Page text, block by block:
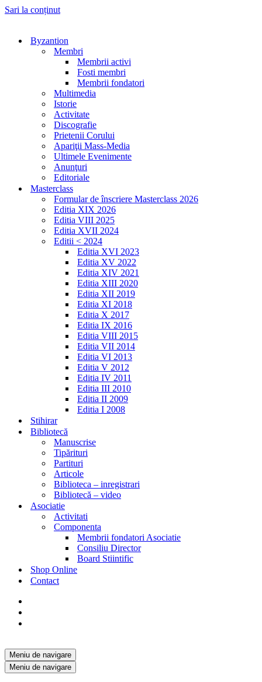
Sari la conținut
Byzantion
Membri
Membrii activi
Fosti membri
Membrii fondatori
Multimedia
Istorie
Activitate
Discografie
Prietenii Corului
Apariţii Mass-Media
Ultimele Evenimente
Anunţuri
Editoriale
Masterclass
Formular de înscriere Masterclass 2026
Editia XIX 2026
Editia VIII 2025
Editia XVII 2024
Editii < 2024
Editia XVI 2023
Editia XV 2022
Editia XIV 2021
Editia XIII 2020
Editia XII 2019
Editia XI 2018
Editia X 2017
Editia IX 2016
Editia VIII 2015
Editia VII 2014
Editia VI 2013
Editia V 2012
Editia IV 2011
Editia III 2010
Editia II 2009
Editia I 2008
Stihirar
Bibliotecă
Manuscrise
Tipărituri
Partituri
Articole
Biblioteca – inregistrari
Bibliotecă – video
Asociatie
Activitati
Componenta
Membrii fondatori Asociatie
Consiliu Director
Board Stiintific
Shop Online
Contact
Meniu de navigare
Meniu de navigare